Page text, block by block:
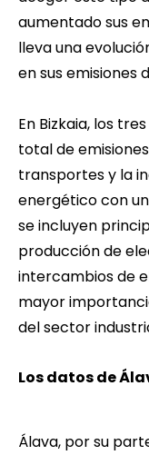
aumentado sus
lleva una
en sus emisiones
En Bizkaia, los
total de
transportes y la
energético con
se incluyen
producción de
intercambios de
mayor
del sector
Los datos de
Álava, por su